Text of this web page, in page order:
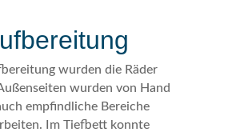
wurden die Räder
wurden von Hand
empfindliche Bereiche
Im Tiefbett konnte